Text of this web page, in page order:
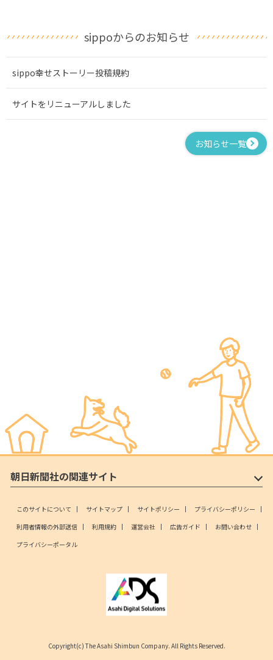
sippoからのお知らせ
sippo幸せストーリー投稿規約
サイトをリニューアルしました
お知らせ一覧
朝日新聞社の関連サイト
このサイトについて サイトマップ サイトポリシー
プライバシーポリシー
利用者情報の外部送信
利用規約 運営会社 広告ガイド
お問い合わせ
プライバシーポータル
Copyright(c) The Asahi Shimbun Company. All Rights Reserved.